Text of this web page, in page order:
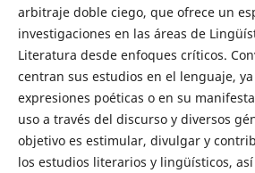
arbitraje doble ciego, que ofrece un
investigaciones en las áreas de
Literatura desde enfoques críticos.
centran sus estudios en el lenguaje, ya
expresiones poéticas o en su
uso a través del discurso y diversos
objetivo es estimular, divulgar y
los estudios literarios y lingüísticos,